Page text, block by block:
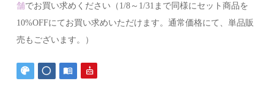
舗でお買い求めください（1/8～1/31まで同様にセット商品を
10%OFFにてお買い求めいただけます。通常価格にて、単品販
売もございます。）